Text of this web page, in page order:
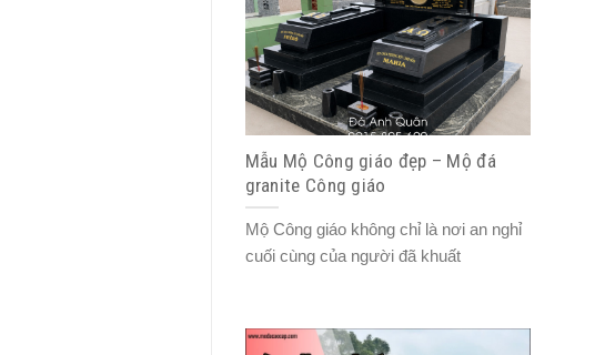
Mẫu Mộ Công giáo đẹp – Mộ đá
granite Công giáo
Mộ Công giáo không chỉ là nơi an nghỉ
cuối cùng của người đã khuất